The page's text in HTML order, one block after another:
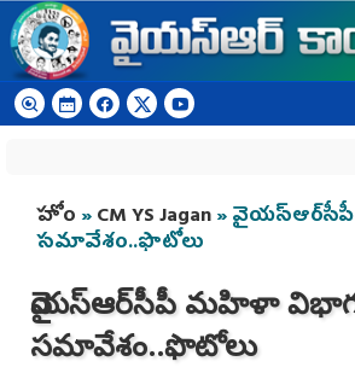
Skip to main content
You are here
హోం »CM YS Jagan»
స‌మావేశం..ఫొటోలు
వైయ‌స్ఆర్‌సీపీ మ‌హిళా
స‌మావేశం..ఫొటోలు